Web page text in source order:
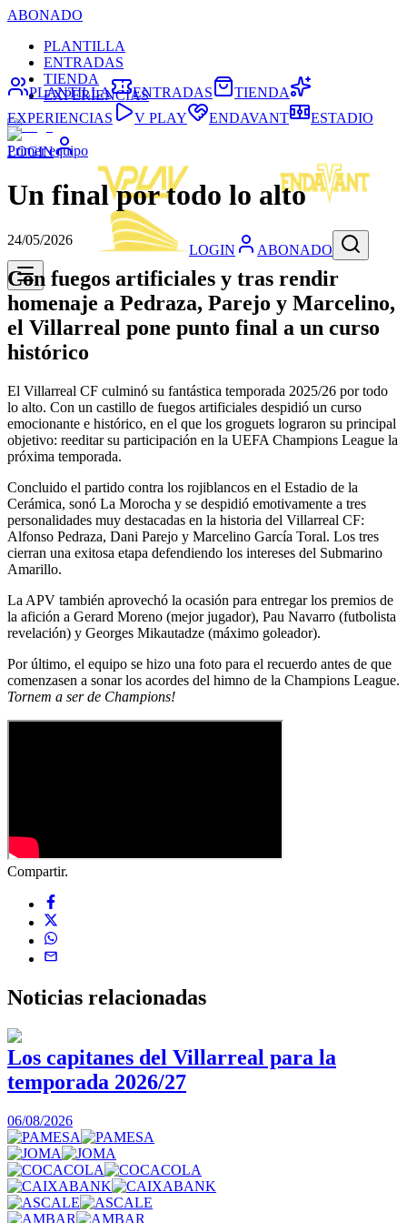
ABONADO
PLANTILLA
ENTRADAS
TIENDA
EXPERIENCIAS
LOGIN
LOGIN ABONADO
PLANTILLA ENTRADAS
TIENDA
EXPERIENCIAS
V PLAY ENDAVANT ESTADIO
Primer equipo
Un final por todo lo alto
24/05/2026
Con fuegos artificiales y tras rendir
homenaje a Pedraza, Parejo y Marcelino,
el Villarreal pone punto final a un curso
histórico
El Villarreal CF culminó su fantástica temporada 2025/26 por todo
lo alto. Con un castillo de fuegos artificiales despidió un curso
emocionante e histórico, en el que los groguets lograron su principal
objetivo: reeditar su participación en la UEFA Champions League la
próxima temporada.
Concluido el partido contra los rojiblancos en el Estadio de la
Cerámica, sonó La Morocha y se despidió emotivamente a tres
personalidades muy destacadas en la historia del Villarreal CF:
Alfonso Pedraza, Dani Parejo y Marcelino García Toral. Los tres
cierran una exitosa etapa defendiendo los intereses del Submarino
Amarillo.
La APV también aprovechó la ocasión para entregar los premios de
la afición a Gerard Moreno (mejor jugador), Pau Navarro (futbolista
revelación) y Georges Mikautadze (máximo goleador).
Por último, el equipo se hizo una foto para el recuerdo antes de que
comenzasen a sonar los acordes del himno de la Champions League.
Tornem a ser de Champions!
Compartir.
Noticias relacionadas
Los capitanes del Villarreal para la
temporada 2026/27
06/08/2026